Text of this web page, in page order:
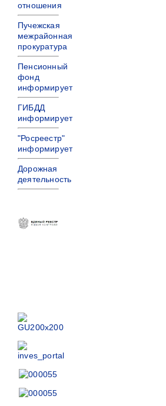
отношения
Пучежская
межрайонная
прокуратура
Пенсионный
фонд
информирует
ГИБДД
информирует
"Росреестр"
информирует
Дорожная
деятельность